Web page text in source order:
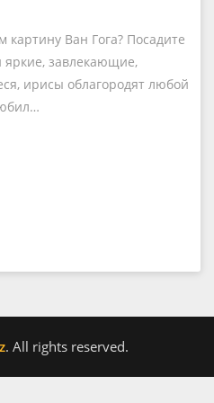
картину Ван Гога? Посадите
яркие, завлекающие,
ирисы облагородят любой
. All rights reserved.